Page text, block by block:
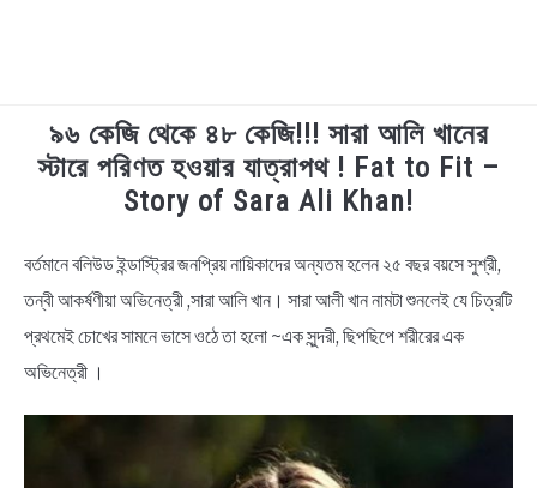
TECHNOLOGY
HEALTH & LIFESTYLE
BIOGRAPHY
EDUCATIONAL
৯৬ কেজি থেকে ৪৮ কেজি!!! সারা আলি খানের
স্টারে পরিণত হওয়ার যাত্রাপথ ! Fat to Fit –
Story of Sara Ali Khan!
in
Entertainment,Facts,Viral
News
বর্তমানে বলিউড ইন্ডাস্ট্রির জনপ্রিয় নায়িকাদের অন্যতম হলেন ২৫ বছর বয়সে সুশ্রী,
তন্বী আকর্ষণীয়া অভিনেত্রী ,সারা আলি খান। সারা আলী খান নামটা শুনলেই যে চিত্রটি
প্রথমেই চোখের সামনে ভাসে ওঠে তা হলো ~এক সুন্দরী, ছিপছিপে শরীরের এক
অভিনেত্রী ।